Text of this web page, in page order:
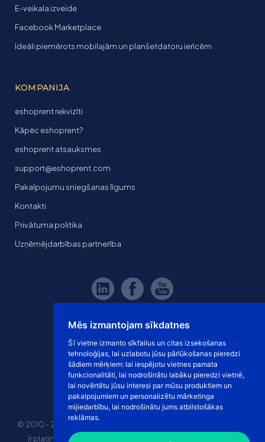
Mēs izmantojam sīkdatnes
Šī vietne izmanto sīkfailus un citas izsekošanas
tehnoloģijas, lai uzlabotu jūsu pārlūkošanas pieredzi
šādiem mērķiem: lai iespējotu vietnes pamata
funkcionalitāti, lai nodrošinātu labāku pieredzi vietnē,
lai novērtētu jūsu interesi par mūsu produktiem un
pakalpojumiem un personalizētu mārketinga
mijiedarbību, lai nodrošinātu jums atbilstošākas
reklāmas.
E-veikala izveide
Facebook Marketplace
Ideāli piemērots mobilajām un planšetdatoru ierīcēm
KOMPANIJA
eshoprent rekvizīti
Kāpēc eshoprent?
eshoprent atsauksmes
support@eshoprent.com
Pakalpojumu sniegšanas līgums
Kontakti
Privātuma politika
Uzņēmējdarbības partnerība
© 2010 - 2026 eshoprent prekinis ženklas saugomas. Kopijuoti
ir platinti svetainės turinį be sutikimo griežtai draudžiama.